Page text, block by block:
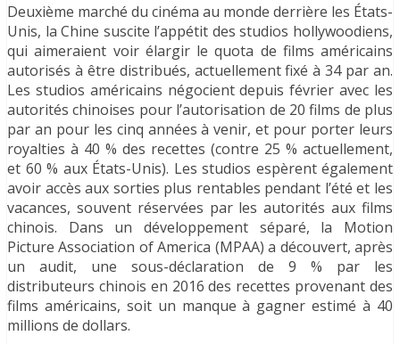
Deuxième marché du cinéma au monde derrière les États-
Unis, la Chine suscite l’appétit des studios hollywoodiens,
qui aimeraient voir élargir le quota de films américains
autorisés à être distribués, actuellement fixé à 34 par an.
Les studios américains négocient depuis février avec les
autorités chinoises pour l’autorisation de 20 films de plus
par an pour les cinq années à venir, et pour porter leurs
royalties à 40 % des recettes (contre 25 % actuellement,
et 60 % aux États-Unis). Les studios espèrent également
avoir accès aux sorties plus rentables pendant l’été et les
vacances, souvent réservées par les autorités aux films
chinois. Dans un développement séparé, la Motion
Picture Association of America (MPAA) a découvert, après
un audit, une sous-déclaration de 9 % par les
distributeurs chinois en 2016 des recettes provenant des
films américains, soit un manque à gagner estimé à 40
millions de dollars.